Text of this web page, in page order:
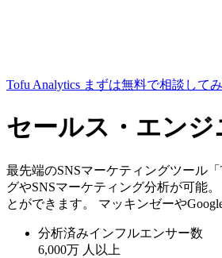
Tofu Analytics まずは無料で相談して
セールス・エン
最先端のSNSマーケティングツール
グやSNSマーケティング分析が可能
とができます。 マッキンゼーや
分析済みインフルエンサー数
6,000万 人以上